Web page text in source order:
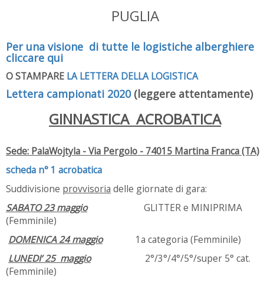
PUGLIA
Per una visione di tutte le logistiche alberghiere
cliccare qui
O STAMPARE LA LETTERA DELLA LOGISTICA
Lettera campionati 2020 (leggere attentamente)
GINNASTICA ACROBATICA
Sede: PalaWojtyla - Via Pergolo - 74015 Martina Franca (TA)
scheda n° 1 acrobatica
Suddivisione provvisoria delle giornate di gara:
SABATO 23 maggioGLITTER e MINIPRIMA
(Femminile)
DOMENICA 24 maggio1a categoria (Femminile)
LUNEDI’ 25 maggio2°/3°/4°/5°/super 5° cat.
(Femminile)